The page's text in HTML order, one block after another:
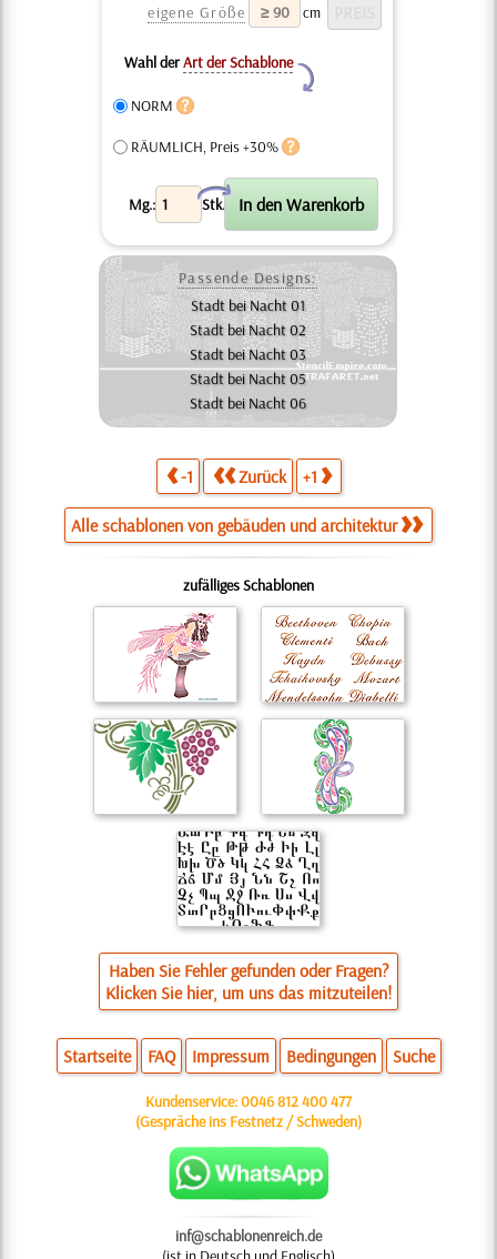
eigene Größe
cm
Wahl derArt der Schablone
Y
NORM
RÄUMLICH, Preis +30%
Mg.: Stk.
X
Passende Designs:
Stadt bei Nacht 01
Stadt bei Nacht 02
Stadt bei Nacht 03
Stadt bei Nacht 05
Stadt bei Nacht 06
-1 Zurück +1
Alle schablonen von gebäuden und architektur
zufälliges Schablonen
Haben Sie Fehler gefunden oder Fragen?
Klicken Sie hier, um uns das mitzuteilen!
Startseite FAQ Impressum Bedingungen Suche
Kundenservice:0046 812 400 477
(Gespräche ins Festnetz / Schweden)
inf@schablonenreich.de